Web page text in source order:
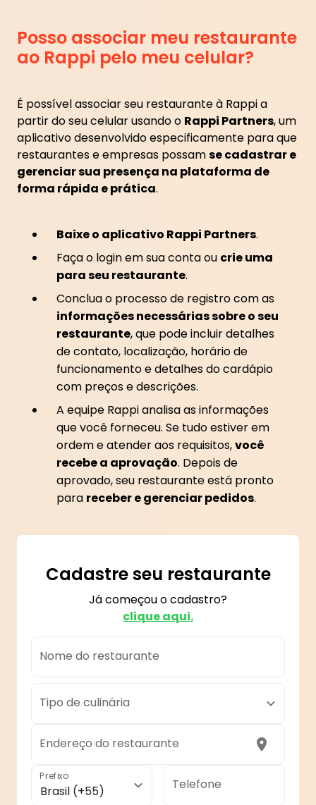
Posso associar meu restaurante
ao Rappi pelo meu celular?
É possível associar seu restaurante à Rappi a
partir do seu celular usando o Rappi Partners, um
aplicativo desenvolvido especificamente para que
restaurantes e empresas possamse cadastrar e
gerenciar sua presença na plataforma de
forma rápida e prática.
Baixe o aplicativo Rappi Partners.
Faça o login em sua conta ou crie uma
para seu restaurante.
Conclua o processo de registro com as
informações necessárias sobre o seu
restaurante, que pode incluir detalhes
de contato, localização, horário de
funcionamento e detalhes do cardápio
com preços e descrições.
A equipe Rappi analisa as informações
que você forneceu. Se tudo estiver em
ordem e atender aos requisitos,você
recebe a aprovação. Depois de
aprovado, seu restaurante está pronto
para receber e gerenciar pedidos.
Cadastre seu restaurante
Já começou o cadastro?
clique aqui.
Nome do restaurante
Tipo de culinária
Endereço do restaurante
Prefixo
Brasil (+55) Telefone